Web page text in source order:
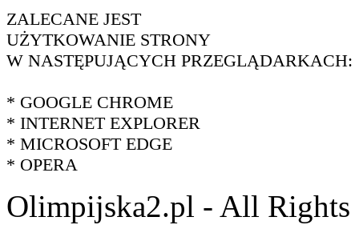
ZALECANE JEST
UŻYTKOWANIE STRONY
W NASTĘPUJĄCYCH PRZEGLĄDARKACH:
* GOOGLE CHROME
* INTERNET EXPLORER
* MICROSOFT EDGE
* OPERA
Olimpijska2.pl - All Rights